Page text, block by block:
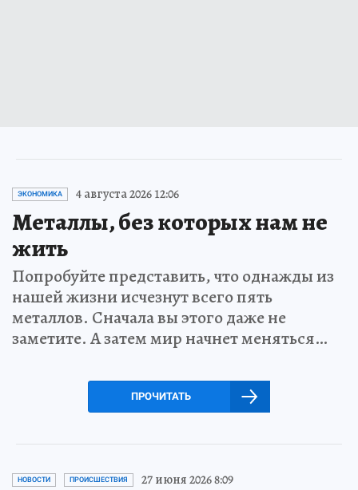
ЭКОНОМИКА 4 августа 2026 12:06
Металлы, без которых нам не
жить
Попробуйте представить, что однажды из
нашей жизни исчезнут всего пять
металлов. Сначала вы этого даже не
заметите. А затем мир начнет меняться…
ПРОЧИТАТЬ
НОВОСТИ ПРОИСШЕСТВИЯ 27 июня 2026 8:09